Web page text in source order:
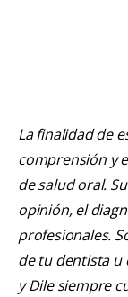
La finalidad de
comprensión y
de salud oral.
opinión, el
profesionales.
de tu dentista u
y Dile siempre